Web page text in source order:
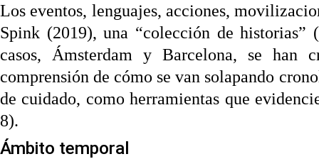
Los eventos, lenguajes, acciones,
Spink (2019), una “colección de
casos, Ámsterdam y Barcelona, se han
comprensión de cómo se van solapando
de cuidado, como herramientas que
8).
Ámbito temporal